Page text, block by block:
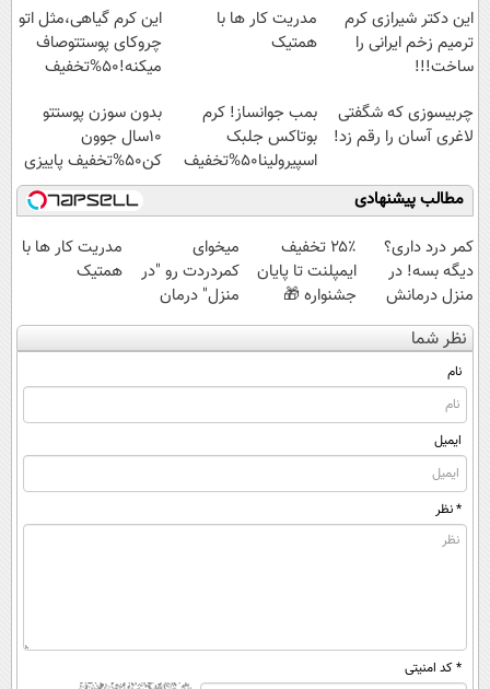
این دکتر شیرازی کرم
ترمیم زخم ایرانی را
ساخت!!!
مدریت کار ها با
همتیک
این کرم گیاهی،مثل اتو
چروکای پوستتوصاف
میکنه!50%تخفیف
چربیسوزی که شگفتی
لاغری آسان را رقم زد!
بمب جوانساز! کرم
بوتاکس جلبک
اسپیرولینا50%تخفیف
بدون سوزن پوستتو
10سال جوون
کن50%تخفیف پاییزی
مطالب پیشنهادی
کمر درد داری؟
دیگه بسه! در
منزل درمانش
کن
(◀پرسش‌نامه)
۲۵٪ تخفیف
ایمپلنت تا پایان
جشنواره 🎁
میخوای
کمردردت رو "در
منزل" درمان
کنی؟ (◂فیلم +
◂پرسش‌نامه)
مدریت کار ها با
همتیک
نظر شما
نام
ایمیل
* نظر
* کد امنیتی